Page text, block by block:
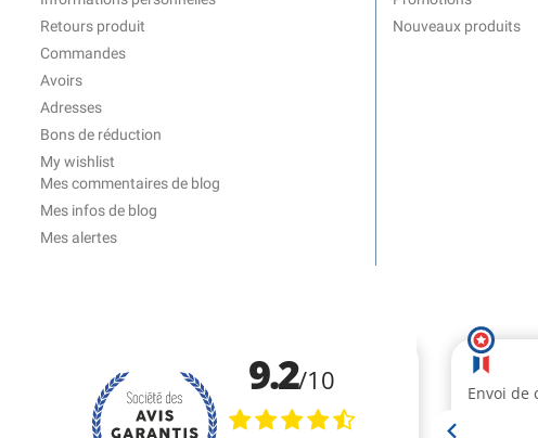
Retours produit
Commandes
Avoirs
Adresses
Bons de réduction
My wishlist
Mes commentaires de blog
Mes infos de blog
Mes alertes
Nouveaux produits